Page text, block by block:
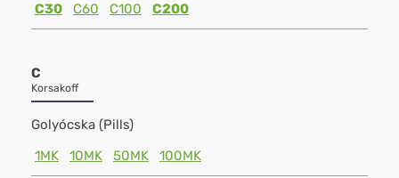
C30
C60 C100 C200
C
Korsakoff
Golyócska (Pills)
1MK
10MK 50MK 100MK